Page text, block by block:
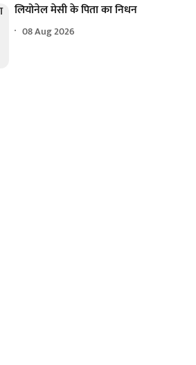
लियोनेल मेसी के पिता का निधन
08 Aug 2026